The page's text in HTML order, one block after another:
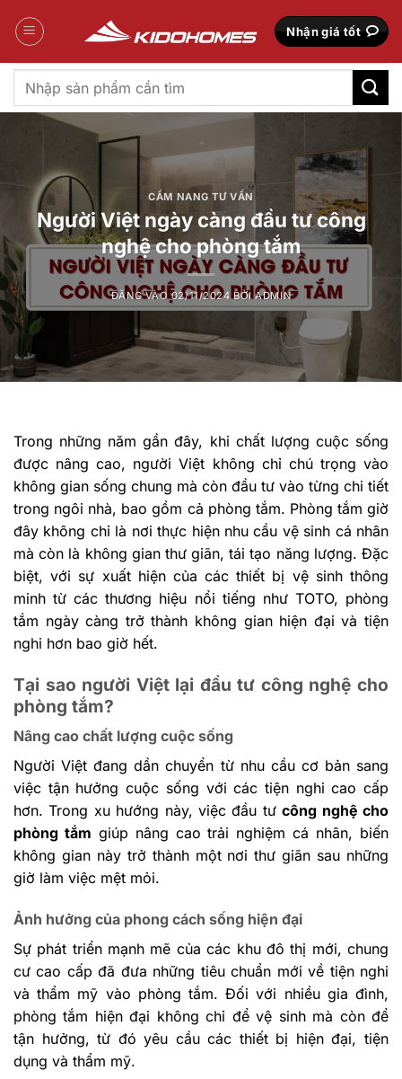
qua
Nhận giá tốt
Tìm
kiếm:
CẨM NANG TƯ VẤN
Người Việt ngày càng đầu tư công
nghệ cho phòng tắm
ĐĂNG VÀO02/11/2024 BỞIADMIN
Trong những năm gần đây, khi chất lượng cuộc sống
được nâng cao, người Việt không chỉ chú trọng vào
không gian sống chung mà còn đầu tư vào từng chi tiết
trong ngôi nhà, bao gồm cả phòng tắm. Phòng tắm giờ
đây không chỉ là nơi thực hiện nhu cầu vệ sinh cá nhân
mà còn là không gian thư giãn, tái tạo năng lượng. Đặc
biệt, với sự xuất hiện của các thiết bị vệ sinh thông
minh từ các thương hiệu nổi tiếng như TOTO, phòng
tắm ngày càng trở thành không gian hiện đại và tiện
nghi hơn bao giờ hết.
Tại sao người Việt lại đầu tư công nghệ cho
phòng tắm?
Nâng cao chất lượng cuộc sống
Người Việt đang dần chuyển từ nhu cầu cơ bản sang
việc tận hưởng cuộc sống với các tiện nghi cao cấp
hơn. Trong xu hướng này, việc đầu tưcông nghệ cho
phòng tắm giúp nâng cao trải nghiệm cá nhân, biến
không gian này trở thành một nơi thư giãn sau những
giờ làm việc mệt mỏi.
Ảnh hưởng của phong cách sống hiện đại
Sự phát triển mạnh mẽ của các khu đô thị mới, chung
cư cao cấp đã đưa những tiêu chuẩn mới về tiện nghi
và thẩm mỹ vào phòng tắm. Đối với nhiều gia đình,
phòng tắm hiện đại không chỉ để vệ sinh mà còn để
tận hưởng, từ đó yêu cầu các thiết bị hiện đại, tiện
dụng và thẩm mỹ.